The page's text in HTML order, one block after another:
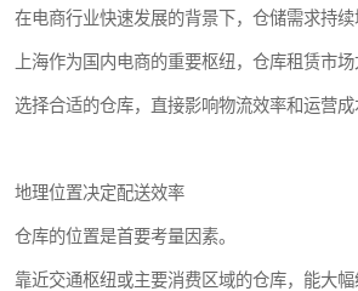
在电商行业快速发展的背景下，仓储需求持续
上海作为国内电商的重要枢纽，仓库租赁市场
选择合适的仓库，直接影响物流效率和运营成
地理位置决定配送效率
仓库的位置是首要考量因素。
靠近交通枢纽或主要消费区域的仓库，能大
仓储
上海托管仓库